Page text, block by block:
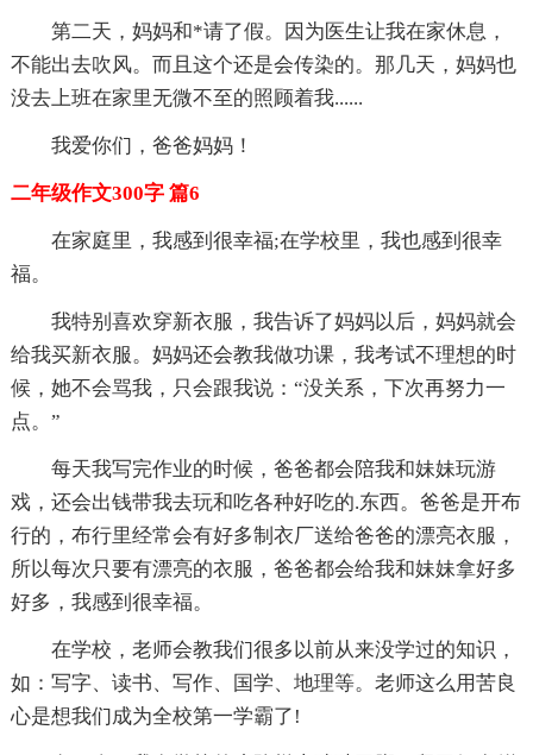
第二天，妈妈和*请了假。因为医生让我在家休息，
不能出去吹风。而且这个还是会传染的。那几天，妈妈也
没去上班在家里无微不至的照顾着我......
我爱你们，爸爸妈妈！
二年级作文300字 篇6
在家庭里，我感到很幸福;在学校里，我也感到很幸
福。
我特别喜欢穿新衣服，我告诉了妈妈以后，妈妈就会
给我买新衣服。妈妈还会教我做功课，我考试不理想的时
候，她不会骂我，只会跟我说：“没关系，下次再努力一
点。”
每天我写完作业的时候，爸爸都会陪我和妹妹玩游
戏，还会出钱带我去玩和吃各种好吃的.东西。爸爸是开布
行的，布行里经常会有好多制衣厂送给爸爸的漂亮衣服，
所以每次只要有漂亮的衣服，爸爸都会给我和妹妹拿好多
好多，我感到很幸福。
在学校，老师会教我们很多以前从来没学过的知识，
如：写字、读书、写作、国学、地理等。老师这么用苦良
心是想我们成为全校第一学霸了!